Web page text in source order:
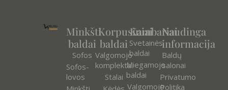
Minkšti
baldai
Sofos
Sofos-
lovos
Korpusiniai
baldai
Valgomojo
komplektai
Stalai
Kambariai
Svetainės
baldai
Miegamojo
baldai
Valgomojo
Naudinga
informacija
Baldų
salonai
Privatumo
Politika